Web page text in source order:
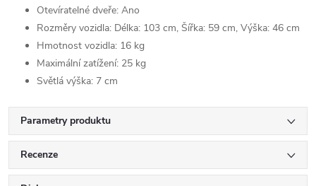
Otevíratelné dveře: Ano
Rozměry vozidla: Délka: 103 cm, Šířka: 59 cm, Výška: 46 cm
Hmotnost vozidla: 16 kg
Maximální zatížení: 25 kg
Světlá výška: 7 cm
Parametry produktu
Recenze